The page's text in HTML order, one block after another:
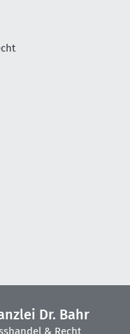
Dr. Bahr
& Recht